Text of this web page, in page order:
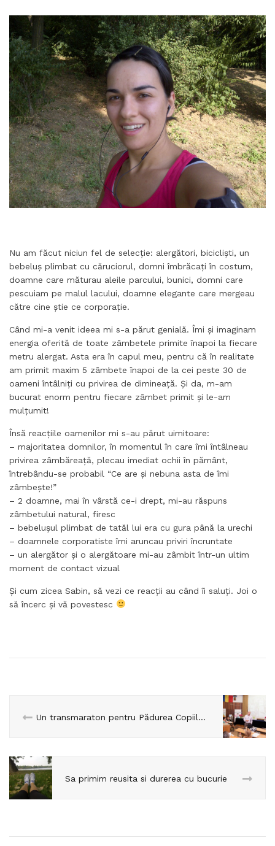
Nu am făcut niciun fel de selecție: alergători, bicicliști, un
bebeluș plimbat cu căruciorul, domni îmbrăcați în costum,
doamne care măturau aleile parcului, bunici, domni care
pescuiam pe malul lacului, doamne elegante care mergeau
către cine știe ce corporație.
Când mi-a venit ideea mi s-a părut genială. Îmi și imaginam
energia oferită de toate zâmbetele primite înapoi la fiecare
metru alergat. Asta era în capul meu, pentru că în realitate
am primit maxim 5 zâmbete înapoi de la cei peste 30 de
oameni întâlniți cu privirea de dimineață. Și da, m-am
bucurat enorm pentru fiecare zâmbet primit și le-am
mulțumit!
Însă reacțiile oamenilor mi s-au părut uimitoare:
– majoritatea domnilor, în momentul în care îmi întâlneau
privirea zâmbăreață, plecau imediat ochii în pământ,
întrebându-se probabil “Ce are și nebuna asta de îmi
zâmbește!”
– 2 doamne, mai în vârstă ce-i drept, mi-au răspuns
zâmbetului natural, firesc
– bebelușul plimbat de tatăl lui era cu gura până la urechi
– doamnele corporatiste îmi aruncau priviri încruntate
– un alergător și o alergătoare mi-au zâmbit într-un ultim
moment de contact vizual
Și cum zicea Sabin, să vezi ce reacții au când îi saluți. Joi o
să încerc și vă povestesc
Un transmaraton pentru Pădurea Copiilor NOȘTRI
Sa primim reusita si durerea cu bucurie